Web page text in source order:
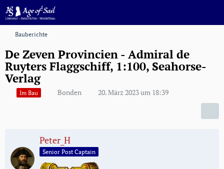
Bauberichte
De Zeven Provincien - Admiral de
Ruyters Flaggschiff, 1:100, Seahorse-
Verlag
Im Bau Bonden 20. März 2023 um 18:39
Peter_H
Senior Post Captain